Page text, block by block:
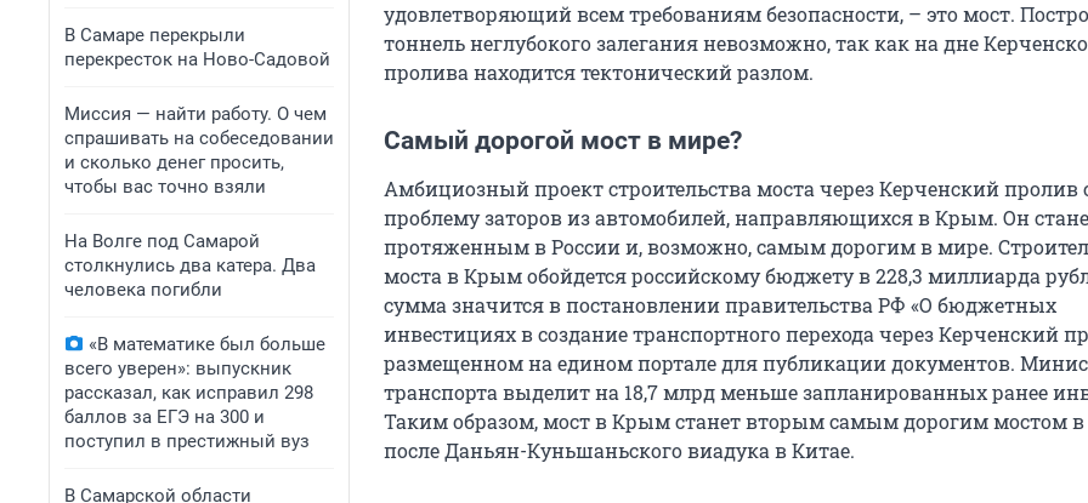
В Самаре перекрыли
перекресток на Ново-Садовой
Миссия — найти работу. О чем
спрашивать на собеседовании
и сколько денег просить,
чтобы вас точно взяли
На Волге под Самарой
столкнулись два катера. Два
человека погибли
«В математике был больше
всего уверен»: выпускник
рассказал, как исправил 298
баллов за ЕГЭ на 300 и
поступил в престижный вуз
В Самарской области
удовлетворяющий всем требованиям безопасности, – это мост.
тоннель неглубокого залегания невозможно, так как на дне
пролива находится тектонический разлом.
Самый дорогой мост в мире?
Амбициозный проект строительства моста через Керченский пролив
проблему заторов из автомобилей, направляющихся в Крым. Он
протяженным в России и, возможно, самым дорогим в мире.
моста в Крым обойдется российскому бюджету в 228,3 миллиарда
сумма значится в постановлении правительства РФ «О бюджетных
инвестициях в создание транспортного перехода через Керченский
размещенном на едином портале для публикации документов.
транспорта выделит на 18,7 млрд меньше запланированных ранее
Таким образом, мост в Крым станет вторым самым дорогим мостом
после Даньян-Куньшаньского виадука в Китае.